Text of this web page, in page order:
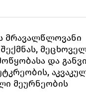
მრავალწლოვანი
და
მეურნეობის